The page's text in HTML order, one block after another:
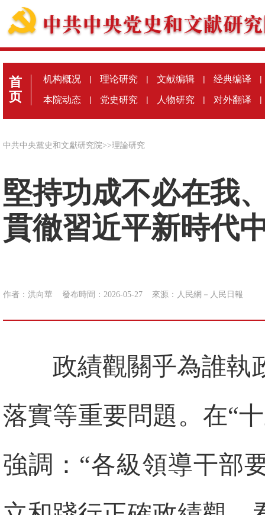
首
页
机构概况 | 理论研究 | 文献编辑 | 经典编译 |
本院动态 | 党史研究 | 人物研究 | 对外翻译 |
中共中央黨史和文獻研究院>>理論研究
堅持功成不必在我
貫徹習近平新時代
作者：洪向華 發布時間：2026-05-27 來源： 人民網－人民日報
政績觀關乎為誰執
落實等重要問題。在“
強調：“各級領導干部